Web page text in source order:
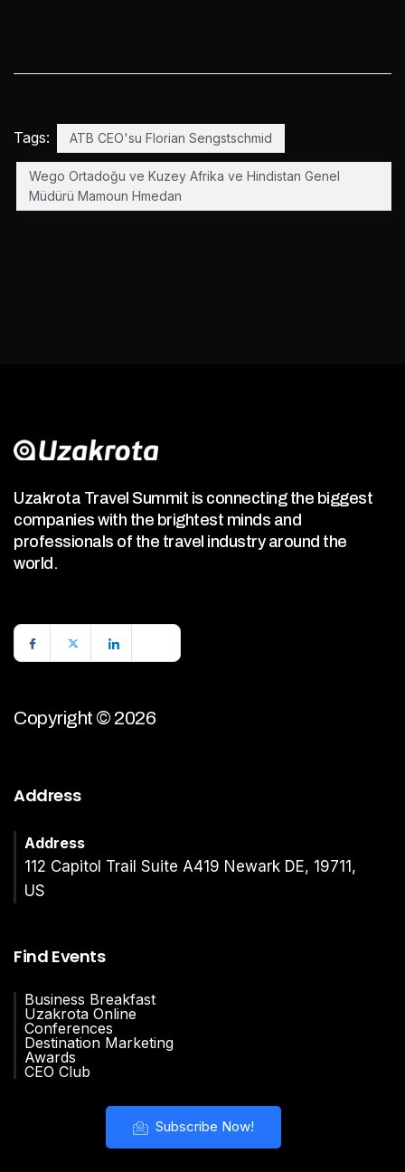
Tags: ATB CEO'su Florian Sengstschmid
Wego Ortadoğu ve Kuzey Afrika ve Hindistan Genel
Müdürü Mamoun Hmedan
Uzakrota Travel Summit is connecting the biggest
companies with the brightest minds and
professionals of the travel industry around the
world.
Copyright © 2026
Address
Address
112 Capitol Trail Suite A419 Newark DE, 19711,
US
Find Events
Business Breakfast
Uzakrota Online
Conferences
Destination Marketing
Awards
CEO Club
Subscribe Now!